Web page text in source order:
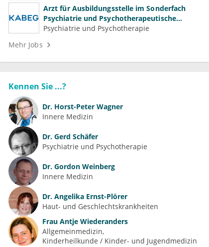
Arzt für Ausbildungsstelle im Sonderfach
Psychiatrie und Psychotherapeutische
Medizin (m/w/d)
Psychiatrie und Psychotherapie
Mehr Jobs
Kennen Sie ...?
Dr. Horst-Peter Wagner
Innere Medizin
Dr. Gerd Schäfer
Psychiatrie und Psychotherapie
Dr. Gordon Weinberg
Innere Medizin
Dr. Angelika Ernst-Plörer
Haut- und Geschlechtskrankheiten
Frau Antje Wiederanders
Allgemeinmedizin
Kinderheilkunde / Kinder- und Jugendmedizin